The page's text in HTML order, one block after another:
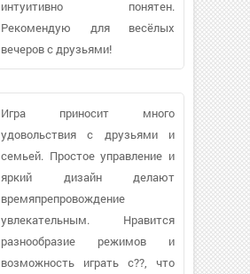
интуитивно понятен.
Рекомендую для весёлых
вечеров с друзьями!
Игра приносит много
удовольствия с друзьями и
семьей. Простое управление и
яркий дизайн делают
времяпрепровождение
увлекательным. Нравится
разнообразие режимов и
возможность играть с??, что